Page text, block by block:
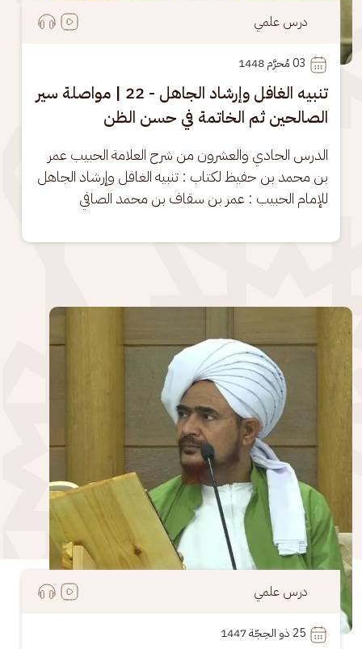
درس علمي
03
تنبيه الغافل وإرشاد الجاهل - 22 | مواصلة سير
الصالحين ثم الخاتمة في حسن الظن
الدرس الحادي والعشرون من شرح العلامة الحبيب عمر
بن محمد بن حفيظ لكتاب : تنبيه الغافل وإرشاد الجاهل
للإمام الحبيب : عمر بن سقاف بن محمد الصافي
الصورة
درس علمي
25